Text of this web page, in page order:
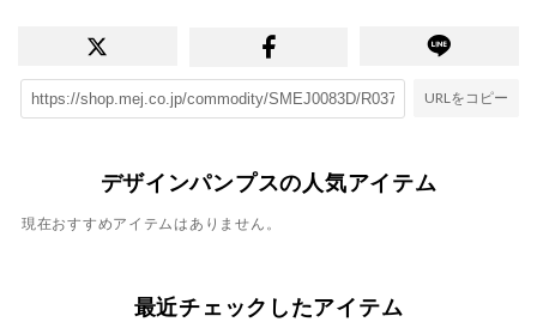
URLをコピー
デザインパンプスの人気アイテム
現在おすすめアイテムはありません。
最近チェックしたアイテム